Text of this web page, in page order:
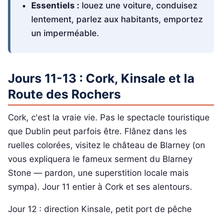
Essentiels : louez une voiture, conduisez
lentement, parlez aux habitants, emportez
un imperméable.
Jours 11-13 : Cork, Kinsale et la
Route des Rochers
Cork, c'est la vraie vie. Pas le spectacle touristique
que Dublin peut parfois être. Flânez dans les
ruelles colorées, visitez le château de Blarney (on
vous expliquera le fameux serment du Blarney
Stone — pardon, une superstition locale mais
sympa). Jour 11 entier à Cork et ses alentours.
Jour 12 : direction Kinsale, petit port de pêche